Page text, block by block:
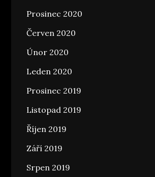
Prosinec 2020
Červen 2020
Únor 2020
Leden 2020
Prosinec 2019
Listopad 2019
Říjen 2019
Září 2019
Srpen 2019